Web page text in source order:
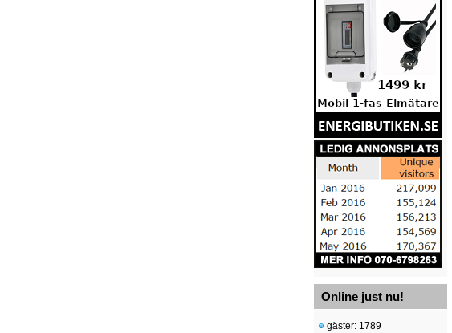
Online just nu!
gäster: 1789